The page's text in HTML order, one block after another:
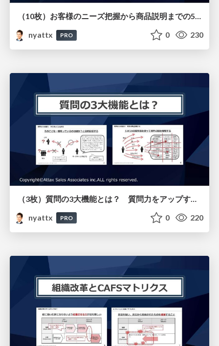
（10枚）お客様のニーズ把握から商品説明までの5ステップ （戦略的ヒアリング研修用）
nyattx
PRO 0 230
nyattx
PRO 0 220